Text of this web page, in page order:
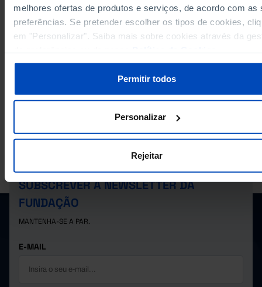
melhores ofertas de produtos e serviços, de acordo com as
preferências. Se pretender escolher os tipos de cookies,
em "Personalizar". Saiba mais sobre cookies através da
Permitir todos
Personalizar
Rejeitar
2017
2018
2,8
2019
1,5
2020
1,8
1,2
2023
2,0
2,0
2025
1,6
RELACIONADOS
Consumo de energia elétrica por superfície agrícola utilizada em Portugal
A PORDATA É UM PROJETO DA FUNDAÇÃO FRANCISCO MANUEL DOS
SANTOS.
SUBSCREVER A NEWSLETTER DA
FUNDAÇÃO
MANTENHA-SE A PAR.
E-MAIL